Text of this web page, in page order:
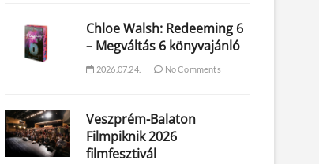
Chloe Walsh: Redeeming 6
– Megváltás 6 könyvajánló
2026.07.24. No Comments
Veszprém-Balaton
Filmpiknik 2026
filmfesztivál